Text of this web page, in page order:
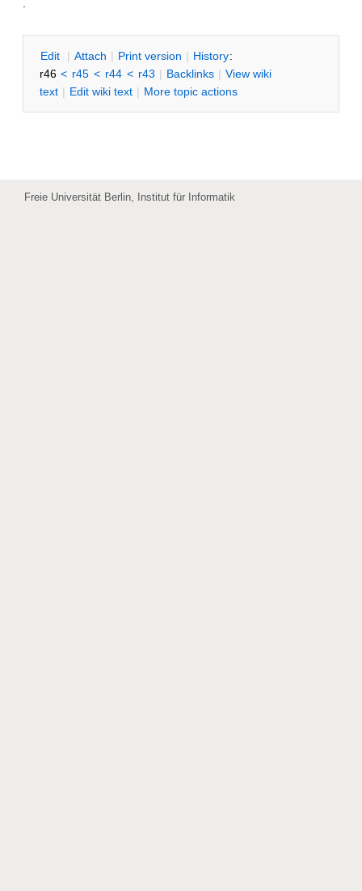
.
Edit | Attach | Print version | History:
r46 < r45 < r44 < r43 | Backlinks | View wiki
text | Edit wiki text | More topic actions
Freie Universität Berlin, Institut für Informatik